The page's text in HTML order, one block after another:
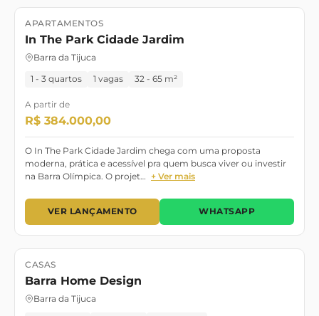
Lançamento
APARTAMENTOS
In The Park Cidade Jardim
Barra da Tijuca
1 - 3 quartos 1 vagas 32 - 65 m²
A partir de
R$ 384.000,00
O In The Park Cidade Jardim chega com uma proposta
moderna, prática e acessível pra quem busca viver ou investir
na Barra Olímpica. O projet… + Ver mais
VER LANÇAMENTO WHATSAPP
Lançamento
CASAS
Barra Home Design
Barra da Tijuca